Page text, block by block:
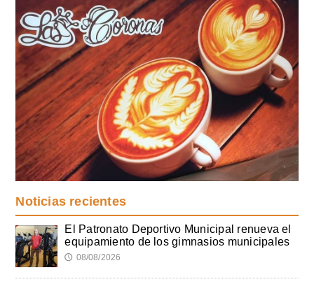
Noticias recientes
El Patronato Deportivo Municipal renueva el
equipamiento de los gimnasios municipales
🕔 08/08/2026